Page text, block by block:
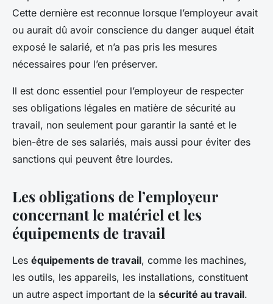
Cette dernière est reconnue lorsque l’employeur avait
ou aurait dû avoir conscience du danger auquel était
exposé le salarié, et n’a pas pris les mesures
nécessaires pour l’en préserver.
Il est donc essentiel pour l’employeur de respecter
ses obligations légales en matière de sécurité au
travail, non seulement pour garantir la santé et le
bien-être de ses salariés, mais aussi pour éviter des
sanctions qui peuvent être lourdes.
Les obligations de l’employeur
concernant le matériel et les
équipements de travail
Les équipements de travail, comme les machines,
les outils, les appareils, les installations, constituent
un autre aspect important de la sécurité au travail.